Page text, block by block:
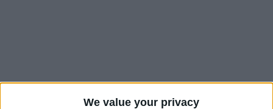
We value your privacy